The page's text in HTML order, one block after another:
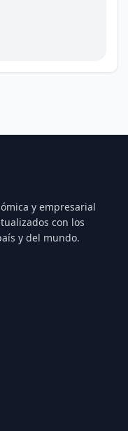
y empresarial
con los
y del mundo.